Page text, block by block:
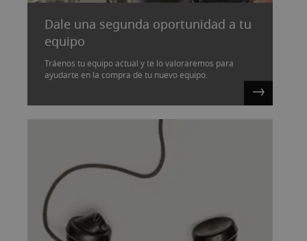
Dale una segunda oportunidad a tu
equipo
Tráenos tu equipo actual y te lo valoraremos para
ayudarte en la compra de tu nuevo equipo.